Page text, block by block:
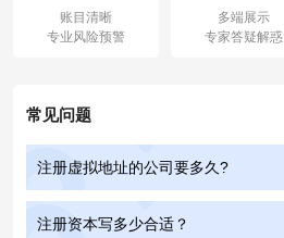
账目清晰
专业风险预警
多端展示
专家答疑解惑
常见问题
注册虚拟地址的公司要多久?
注册资本写多少合适？